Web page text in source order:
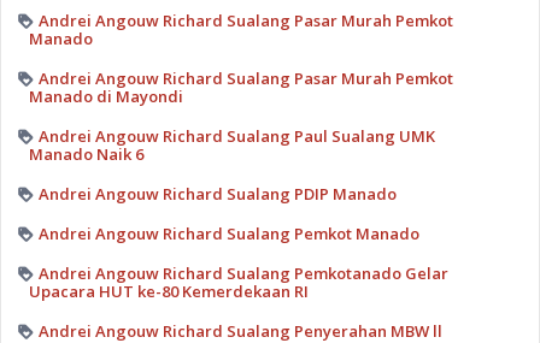
Andrei Angouw Richard Sualang Pasar Murah Pemkot
Manado
Andrei Angouw Richard Sualang Pasar Murah Pemkot
Manado di Mayondi
Andrei Angouw Richard Sualang Paul Sualang UMK
Manado Naik 6
Andrei Angouw Richard Sualang PDIP Manado
Andrei Angouw Richard Sualang Pemkot Manado
Andrei Angouw Richard Sualang Pemkotanado Gelar
Upacara HUT ke-80 Kemerdekaan RI
Andrei Angouw Richard Sualang Penyerahan MBW ll